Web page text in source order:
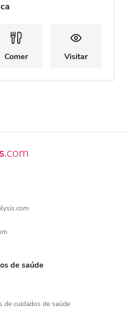
Comer Visitar
de saúde
de cuidados de saúde